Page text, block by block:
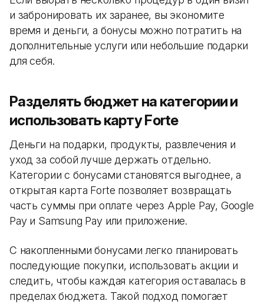
и забронировать их заранее, вы экономите
время и деньги, а бонусы можно потратить на
дополнительные услуги или небольшие подарки
для себя.
Разделять бюджет на категории и
использовать карту Forte
Деньги на подарки, продукты, развлечения и
уход за собой лучше держать отдельно.
Категории с бонусами становятся выгоднее, а
открытая карта Forte позволяет возвращать
часть суммы при оплате через Apple Pay, Google
Pay и Samsung Pay или приложение.
С накопленными бонусами легко планировать
последующие покупки, использовать акции и
следить, чтобы каждая категория оставалась в
пределах бюджета. Такой подход помогает